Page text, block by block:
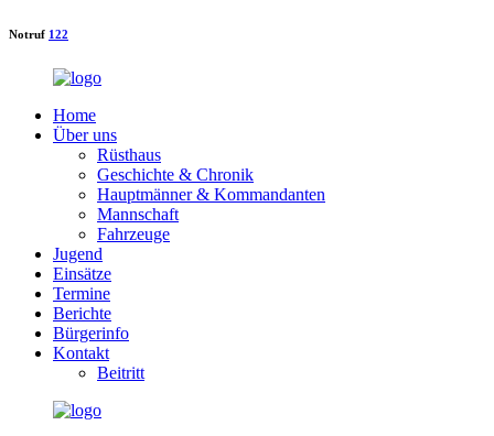
Notruf 122
Home
Über uns
Rüsthaus
Geschichte & Chronik
Hauptmänner & Kommandanten
Mannschaft
Fahrzeuge
Jugend
Einsätze
Termine
Berichte
Bürgerinfo
Kontakt
Beitritt